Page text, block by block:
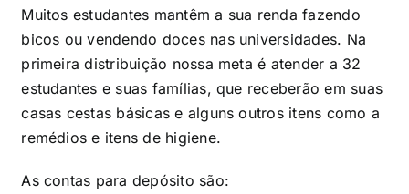
Muitos estudantes mantêm a sua renda fazendo
bicos ou vendendo doces nas universidades. Na
primeira distribuição nossa meta é atender a 32
estudantes e suas famílias, que receberão em suas
casas cestas básicas e alguns outros itens como a
remédios e itens de higiene.
As contas para depósito são: